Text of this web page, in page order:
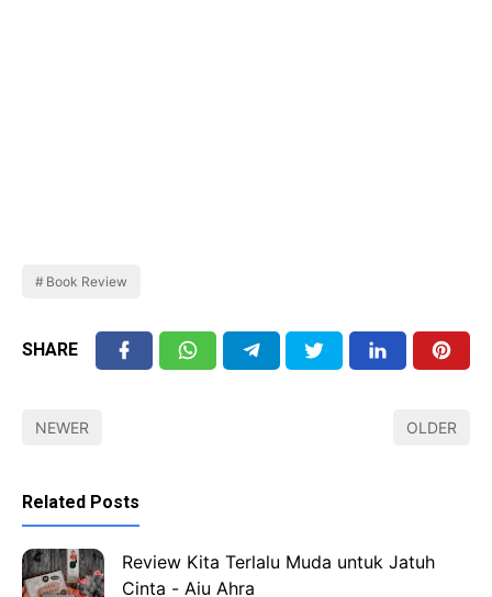
Book Review
SHARE
NEWER OLDER
Related Posts
Review Kita Terlalu Muda untuk Jatuh
Cinta - Aiu Ahra